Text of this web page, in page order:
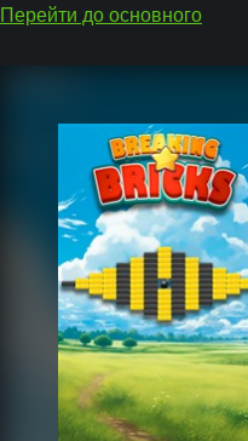
Перейти до основного